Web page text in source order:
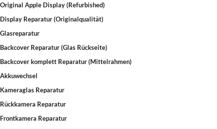
Original Apple Display (Refurbished)
Display Reparatur (Originalqualität)
Glasreparatur
Backcover Reparatur (Glas Rückseite)
Backcover komplett Reparatur (Mittelrahmen)
Akkuwechsel
Kameraglas Reparatur
Rückkamera Reparatur
Frontkamera Reparatur